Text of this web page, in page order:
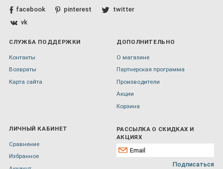
facebook pinterest
twitter
vk
СЛУЖБА ПОДДЕРЖКИ
Контакты
Возвраты
Карта сайта
ДОПОЛНИТЕЛЬНО
О магазине
Партнерская программа
Производители
Акции
Корзина
ЛИЧНЫЙ КАБИНЕТ
Сравнение
Избранное
РАССЫЛКА О СКИДКАХ И
АКЦИЯХ
Подписаться